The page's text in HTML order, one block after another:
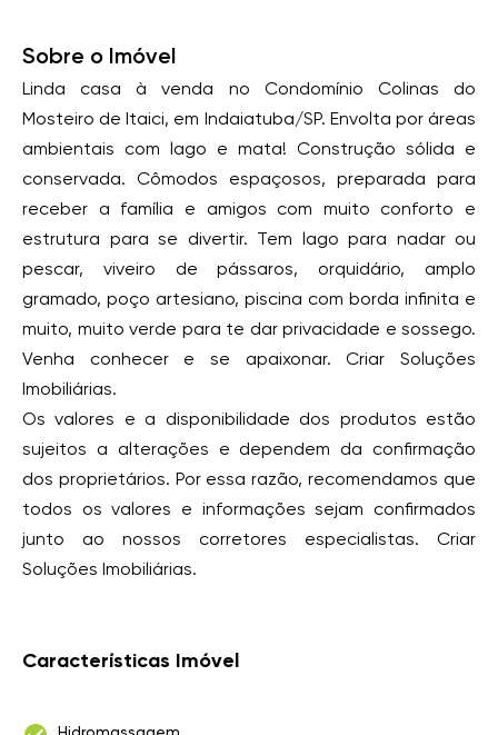
Sobre o Imóvel
Linda casa à venda no Condomínio Colinas do
Mosteiro de Itaici, em Indaiatuba/SP. Envolta por áreas
ambientais com lago e mata! Construção sólida e
conservada. Cômodos espaçosos, preparada para
receber a família e amigos com muito conforto e
estrutura para se divertir. Tem lago para nadar ou
pescar, viveiro de pássaros, orquidário, amplo
gramado, poço artesiano, piscina com borda infinita e
muito, muito verde para te dar privacidade e sossego.
Venha conhecer e se apaixonar. Criar Soluções
Imobiliárias.
Os valores e a disponibilidade dos produtos estão
sujeitos a alterações e dependem da confirmação
dos proprietários. Por essa razão, recomendamos que
todos os valores e informações sejam confirmados
junto ao nossos corretores especialistas. Criar
Soluções Imobiliárias.
Características Imóvel